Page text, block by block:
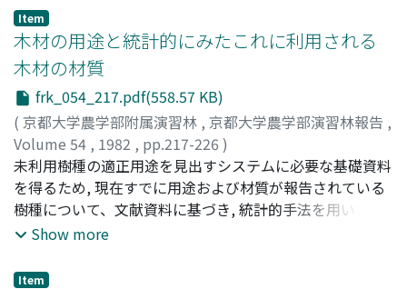
つの「費用調書」および植栽案全文を掲げ, 特に植物名に
は, 現在の植物略称, 学名等を判明するかぎり書き添え, 注
を付した。
繊維や周囲仮道管のそれよりも高く, また柔細胞のそれと
比較しでも一般にわずかに高いか同程度であった。三つの
タイプの道管壁中におけるリグニン分布はほとんど同じで
あった。すなわち, 細胞間層でリグニン濃度が高く, 続いて
一次壁, 二次壁とリグニン濃度は減少した。二次壁中では
リグニン濃度は均一であった。
Item
木材の用途と統計的にみたこれに利用される
木材の材質
frk_054_217.pdf(558.57 KB)
( 京都大学農学部附属演習林 , 京都大学農学部演習林報告 ,
Volume 54 , 1982 , pp.217-226 )
佐道, 健;川上, 博史;Sadoh, Takeshi;Kawakami, Hiroshi;
サドウ, タケシ;カワカミ, ヒロシ
未利用樹種の適正用途を見出すシステムに必要な基礎資料
を得るため, 現在すでに用途および材質が報告されている
樹種について、文献資料に基づき, 統計的手法を用いて用
途とこれに経験的に利用されている樹種の材質との関係を
って用途間の類似性を求め, これに従って用途の分類を行
Show more
Item